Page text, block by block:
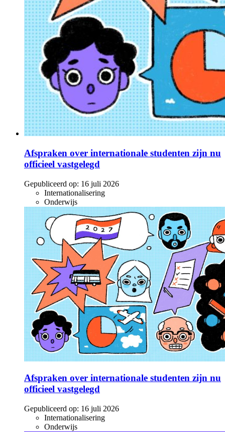
Afspraken over internationale studenten zijn nu
officieel vastgelegd
Gepubliceerd op: 16 juli 2026
Internationalisering
Onderwijs
Afspraken over internationale studenten zijn nu
officieel vastgelegd
Gepubliceerd op: 16 juli 2026
Internationalisering
Onderwijs